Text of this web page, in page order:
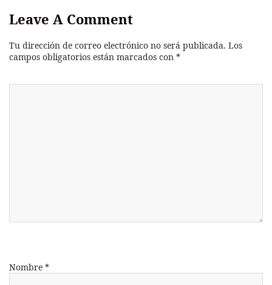
Leave A Comment
Tu dirección de correo electrónico no será publicada. Los
campos obligatorios están marcados con *
Nombre *